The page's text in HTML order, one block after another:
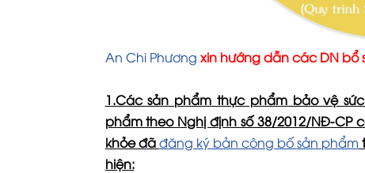
An Chi Phương xin hướng dẫn các DN bổ
1.Các sản phẩm thực phẩm bảo vệ
phẩm theo Nghị định số 38/2012/NĐ-
khỏe đãđăng ký bản công bố sản phẩm
hiện: